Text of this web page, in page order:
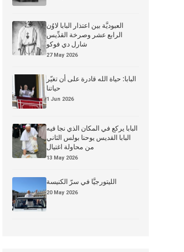
العبوديَّة بين اعتذار البابا لاوُن
الرابع عشر وصرخة القدِّيس
شارل دي فوكو
27 May 2026
البابا: حياة الله قادرة على أن تغيّر
حياتنا
1 Jun 2026
البابا يركع في المكان الذي نجا فيه
البابا القديس يوحنا بولس الثاني
من محاولة اغتيال
13 May 2026
الليتورجيَّا في سرّ الكنيسة
20 May 2026